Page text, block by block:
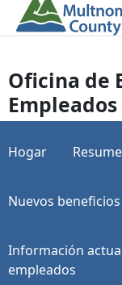
Oficina de
Empleados
Hogar
Nuevos
Información
empleados